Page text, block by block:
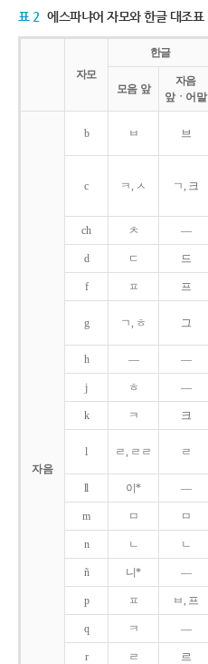
표 2 에스파냐어 자모와 한글 대조표
자모
한글
모음 앞
자음
앞ㆍ어말
자음
b ㅂ 브
c ㅋ, ㅅ ㄱ, 크
ch ㅊ ―
d ㄷ 드
f ㅍ 프
g ㄱ, ㅎ 그
h ― ―
j ㅎ ―
k ㅋ 크
l ㄹ, ㄹㄹ ㄹ
ll 이* ―
m ㅁ ㅁ
n ㄴ ㄴ
ñ 니* ―
p ㅍ ㅂ, 프
q ㅋ ―
r ㄹ 르